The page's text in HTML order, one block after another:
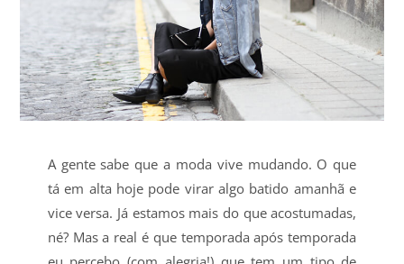
A gente sabe que a moda vive mudando. O que
tá em alta hoje pode virar algo batido amanhã e
vice versa. Já estamos mais do que acostumadas,
né? Mas a real é que temporada após temporada